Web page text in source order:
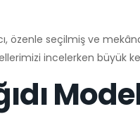
özenle seçilmiş ve
incelerken büyük